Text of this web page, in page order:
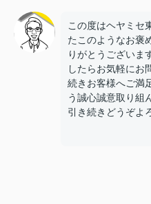
この度はヘヤミセ
たこのようなお褒
りがとうございま
したらお気軽にお
続きお客様へご満
う誠心誠意取り組
引き続きどうぞよ